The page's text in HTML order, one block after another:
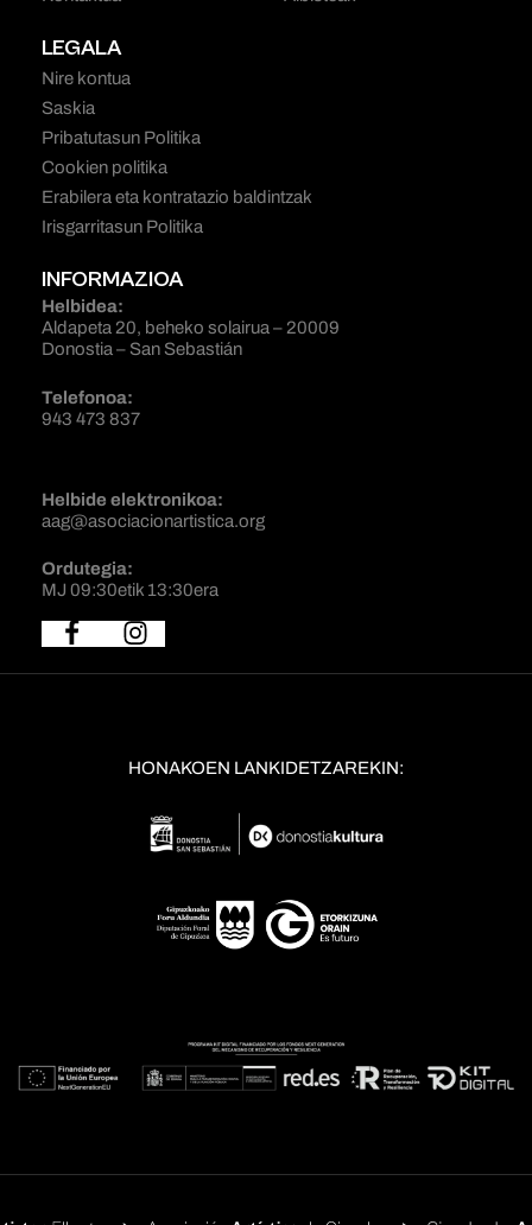
LEGALA
Nire kontua
Saskia
Pribatutasun Politika
Cookien politika
Erabilera eta kontratazio baldintzak
Irisgarritasun Politika
INFORMAZIOA
Helbidea:
Aldapeta 20, beheko solairua – 20009
Donostia – San Sebastián
Telefonoa:
943 473 837
Helbide elektronikoa:
aag@asociacionartistica.org
Ordutegia:
MJ 09:30etik 13:30era
HONAKOEN LANKIDETZAREKIN: